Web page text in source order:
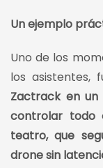
Un ejemplo
Uno de los
los asistentes,
Zactrack en un
controlar todo
teatro, que
drone sin